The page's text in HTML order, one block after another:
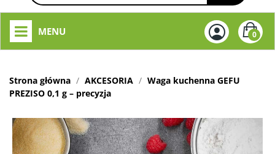
0
MENU
Strona główna AKCESORIA
Waga kuchenna GEFU
PREZISO 0,1 g – precyzja